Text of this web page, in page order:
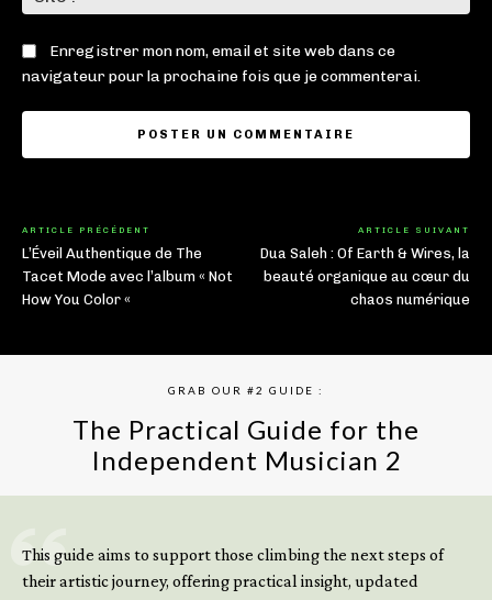
:
Enregistrer mon nom, email et site web dans ce
navigateur pour la prochaine fois que je commenterai.
ARTICLE PRÉCÉDENT
L’Éveil Authentique de The
Tacet Mode avec l’album « Not
How You Color «
ARTICLE SUIVANT
Dua Saleh : Of Earth & Wires, la
beauté organique au cœur du
chaos numérique
GRAB OUR #2 GUIDE :
The Practical Guide for the
Independent Musician 2
This guide aims to support those climbing the next steps of
their artistic journey, offering practical insight, updated